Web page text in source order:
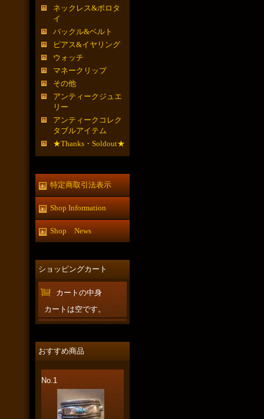
ネックレス&ボロタ
イ
バックル&ベルト
ピアス&イヤリング
ウォッチ
マネークリップ
その他
アンティークジュエ
リー
アンティークコレク
タブルアイテム
★Thanks・Soldout★
特定商取引法表示
Shop Information
Shop News
ショッピングカート
カートの中身
カートは空です。
おすすめ商品
No.1